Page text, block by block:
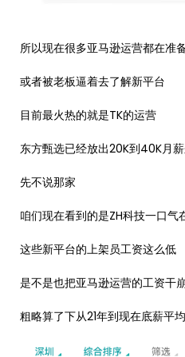
所以现在很多亚马逊运营都在准
或者被老板逼着去了解新平台
目前最火热的就是TK的运营
东方甄选已经放出20K到40K月
先不说那家
咱们现在看到的是ZH科技一口气
这些新平台的上架员工资这么低
是不是也把亚马逊运营的工资干
粗略算了下从21年到现在底薪平